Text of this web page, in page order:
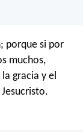
porque si por
muchos,
gracia y el